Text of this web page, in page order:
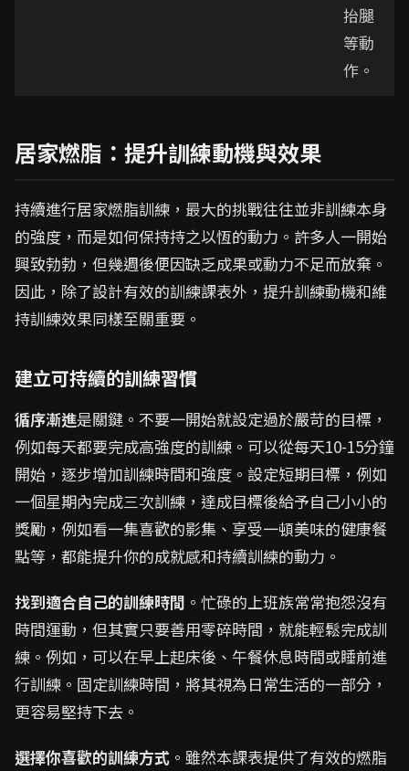
抬腿
等動
作。
居家燃脂：提升訓練動機與效果
持續進行居家燃脂訓練，最大的挑戰往往並非訓練本身
的強度，而是如何保持持之以恆的動力。許多人一開始
興致勃勃，但幾週後便因缺乏成果或動力不足而放棄。
因此，除了設計有效的訓練課表外，提升訓練動機和維
持訓練效果同樣至關重要。
建立可持續的訓練習慣
循序漸進是關鍵。不要一開始就設定過於嚴苛的目標，
例如每天都要完成高強度的訓練。可以從每天10-15分鐘
開始，逐步增加訓練時間和強度。設定短期目標，例如
一個星期內完成三次訓練，達成目標後給予自己小小的
獎勵，例如看一集喜歡的影集、享受一頓美味的健康餐
點等，都能提升你的成就感和持續訓練的動力。
找到適合自己的訓練時間 。忙碌的上班族常常抱怨沒有
時間運動，但其實只要善用零碎時間，就能輕鬆完成訓
練。例如，可以在早上起床後、午餐休息時間或睡前進
行訓練。固定訓練時間，將其視為日常生活的一部分，
更容易堅持下去。
選擇你喜歡的訓練方式 。雖然本課表提供了有效的燃脂